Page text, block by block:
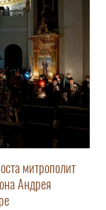
митрополит
Андрея